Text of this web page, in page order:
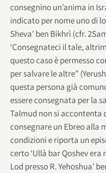
consegnino un’anima in
indicato per nome uno di
Sheva’ ben Bikhrì (cfr.
‘Consegnateci il tale,
questo caso è permesso
per salvare le altre”
questa persona già
essere consegnata per la
Talmud non si accontenta
consegnare un Ebreo alla
condizioni e riporta un
certo ‘Ullà bar Qoshev
Lod presso R. Yehoshua’